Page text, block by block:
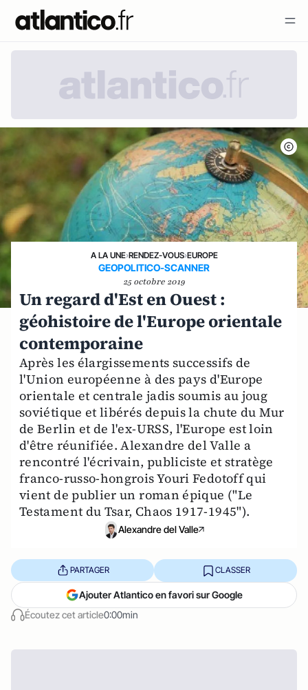
A LA UNE›RENDEZ-VOUS›EUROPE
GEOPOLITICO-SCANNER
25 octobre 2019
Un regard d'Est en Ouest :
géohistoire de l'Europe orientale
contemporaine
Après les élargissements successifs de
l'Union européenne à des pays d'Europe
orientale et centrale jadis soumis au joug
soviétique et libérés depuis la chute du Mur
de Berlin et de l'ex-URSS, l'Europe est loin
d'être réunifiée. Alexandre del Valle a
rencontré l'écrivain, publiciste et stratège
franco-russo-hongrois Youri Fedotoff qui
vient de publier un roman épique ("Le
Testament du Tsar, Chaos 1917-1945").
Alexandre del Valle
Écoutez cet article0:00min
PARTAGER CLASSER
Ajouter Atlantico en favori sur Google